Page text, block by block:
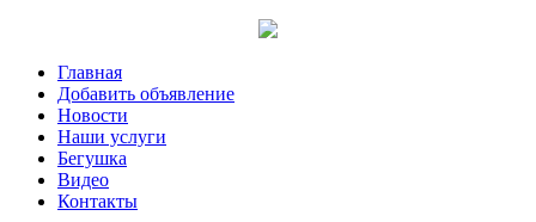
Главная
Добавить объявление
Новости
Наши услуги
Бегушка
Видео
Контакты